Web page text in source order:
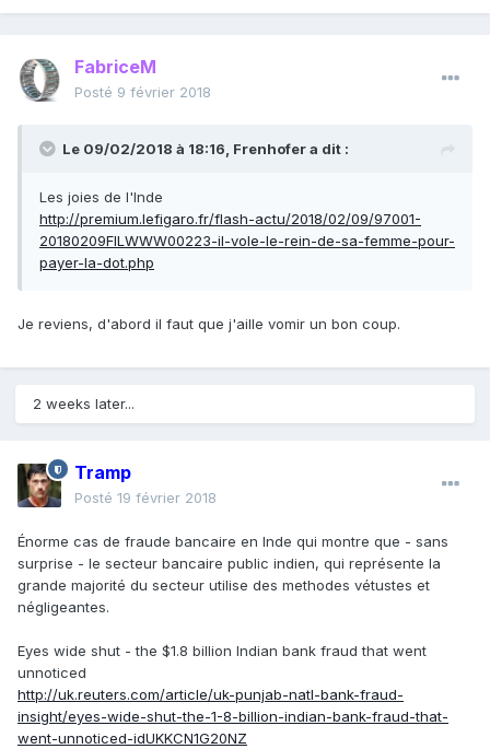
FabriceM
Posté 9 février 2018
Le 09/02/2018 à 18:16, Frenhofera dit :
Les joies de l'Inde
http://premium.lefigaro.fr/flash-actu/2018/02/09/97001-
20180209FILWWW00223-il-vole-le-rein-de-sa-femme-pour-
payer-la-dot.php
Je reviens, d'abord il faut que j'aille vomir un bon coup.
2 weeks later...
Tramp
Posté 19 février 2018
Énorme cas de fraude bancaire en Inde qui montre que - sans
surprise - le secteur bancaire public indien, qui représente la
grande majorité du secteur utilise des methodes vétustes et
négligeantes.
Eyes wide shut - the $1.8 billion Indian bank fraud that went
unnoticed
http://uk.reuters.com/article/uk-punjab-natl-bank-fraud-
insight/eyes-wide-shut-the-1-8-billion-indian-bank-fraud-that-
went-unnoticed-idUKKCN1G20NZ